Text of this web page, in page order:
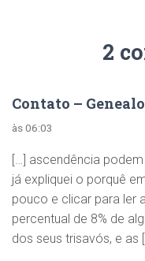
2
Contato –
às 06:03
[…] ascendência
já expliquei o porquê
pouco e clicar para ler
percentual de 8% de
dos seus trisavós, e as